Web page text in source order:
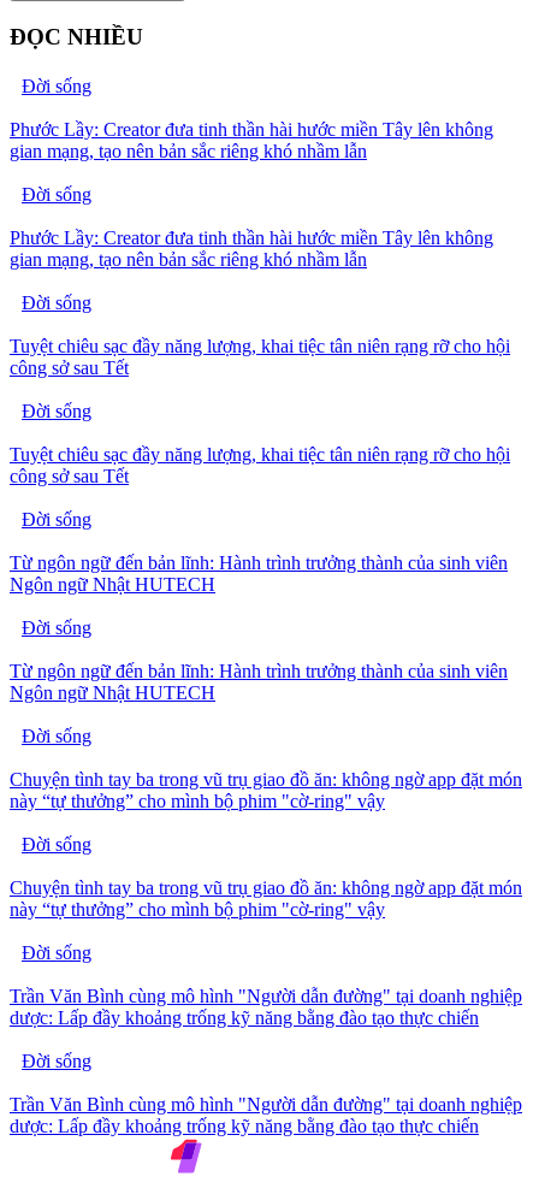
ĐỌC NHIỀU
Đời sống
Phước Lầy: Creator đưa tinh thần hài hước miền Tây lên không
gian mạng, tạo nên bản sắc riêng khó nhầm lẫn
Đời sống
Phước Lầy: Creator đưa tinh thần hài hước miền Tây lên không
gian mạng, tạo nên bản sắc riêng khó nhầm lẫn
Đời sống
Tuyệt chiêu sạc đầy năng lượng, khai tiệc tân niên rạng rỡ cho hội
công sở sau Tết
Đời sống
Tuyệt chiêu sạc đầy năng lượng, khai tiệc tân niên rạng rỡ cho hội
công sở sau Tết
Đời sống
Từ ngôn ngữ đến bản lĩnh: Hành trình trưởng thành của sinh viên
Ngôn ngữ Nhật HUTECH
Đời sống
Từ ngôn ngữ đến bản lĩnh: Hành trình trưởng thành của sinh viên
Ngôn ngữ Nhật HUTECH
Đời sống
Chuyện tình tay ba trong vũ trụ giao đồ ăn: không ngờ app đặt món
này “tự thưởng” cho mình bộ phim "cờ-ring" vậy
Đời sống
Chuyện tình tay ba trong vũ trụ giao đồ ăn: không ngờ app đặt món
này “tự thưởng” cho mình bộ phim "cờ-ring" vậy
Đời sống
Trần Văn Bình cùng mô hình "Người dẫn đường" tại doanh nghiệp
dược: Lấp đầy khoảng trống kỹ năng bằng đào tạo thực chiến
Đời sống
Trần Văn Bình cùng mô hình "Người dẫn đường" tại doanh nghiệp
dược: Lấp đầy khoảng trống kỹ năng bằng đào tạo thực chiến